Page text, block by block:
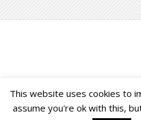
Buzz Ultra Copyright © 2026.
This website uses cookies to
assume you're ok with this,